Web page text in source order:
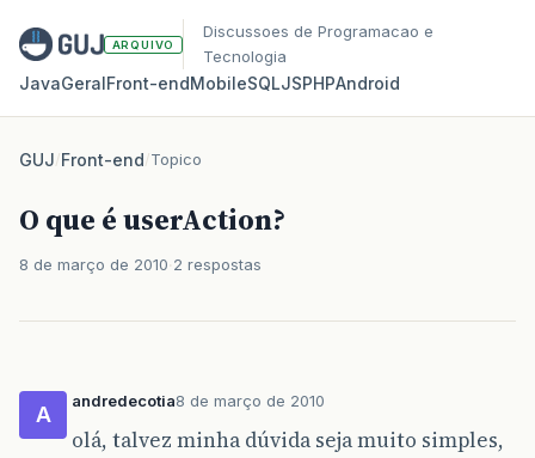
ARQUIVO
Discussoes de Programacao e
Tecnologia
JavaGeralFront‑endMobileSQLJSPHPAndroid
GUJ/Front-end/Topico
O que é userAction?
8 de março de 2010 2 respostas
A
andredecotia8 de março de 2010
olá, talvez minha dúvida seja muito simples,